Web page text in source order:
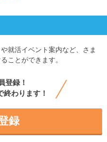
就活イベント案内など、さま
ことができます。
登録！
終わります！
録